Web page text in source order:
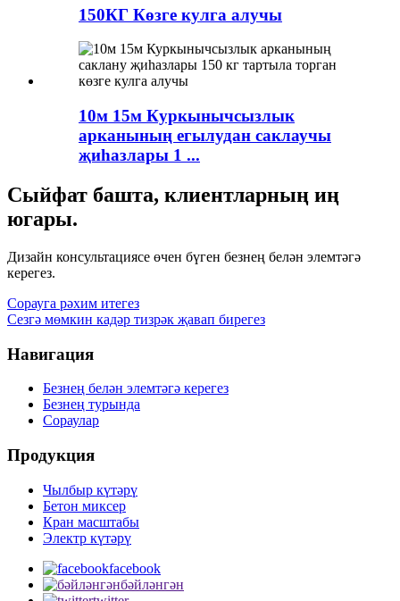
150КГ Көзге кулга алучы
10м 15м Куркынычсызлык
арканының егылудан саклаучы
җиһазлары 1 ...
Сыйфат башта, клиентларның иң
югары.
Дизайн консультациясе өчен бүген безнең белән элемтәгә
керегез.
Сорауга рәхим итегез
Сезгә мөмкин кадәр тизрәк җавап бирегез
Навигация
Безнең белән элемтәгә керегез
Безнең турында
Сораулар
Продукция
Чылбыр күтәрү
Бетон миксер
Кран масштабы
Электр күтәрү
facebook
бәйләнгән